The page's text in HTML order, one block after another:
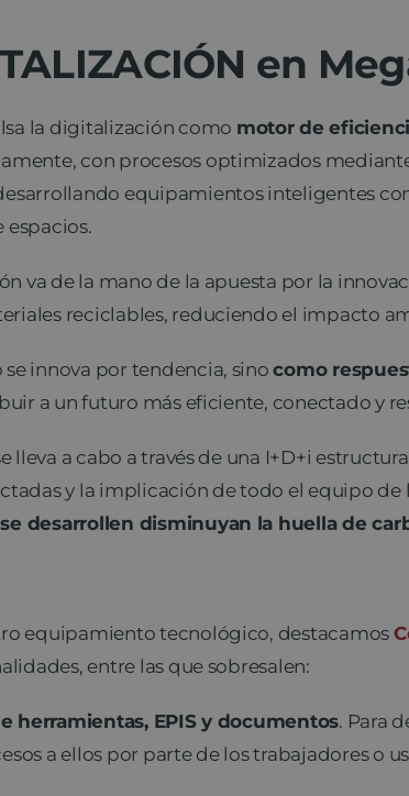
en
la digitalización como motor de
con procesos optimizados
equipamientos inteligentes
va de la mano de la apuesta por la
reciclables, reduciendo el impacto
se innova por tendencia, sinocomo
a un futuro más eficiente, conectado y
lleva a cabo a través de una I+D+i
y la implicación de todo el equipo
desarrollen disminuyan la huella de
equipamiento tecnológico, destacamos
entre las que sobresalen:
herramientas, EPIS y documentos. Para
a ellos por parte de los trabajadores o